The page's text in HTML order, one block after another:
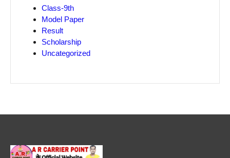
Class-9th
Model Paper
Result
Scholarship
Uncategorized